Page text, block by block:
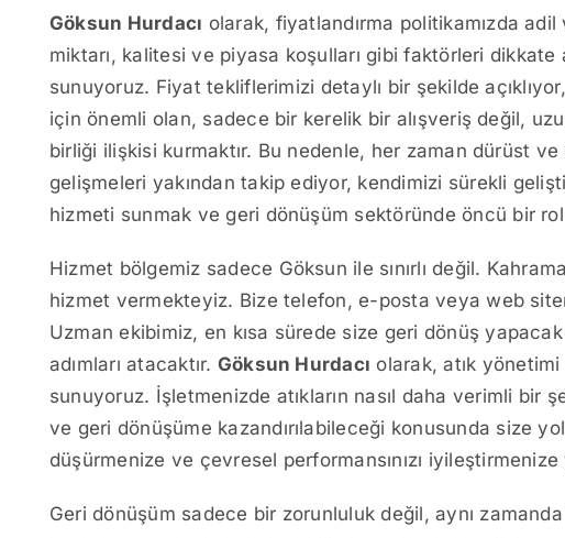
Göksun Hurdacı olarak, fiyatlandırma politikamızda
miktarı, kalitesi ve piyasa koşulları gibi faktörleri
sunuyoruz. Fiyat tekliflerimizi detaylı bir şekilde
için önemli olan, sadece bir kerelik bir alışveriş değil,
birliği ilişkisi kurmaktır. Bu nedenle, her zaman dürüst
gelişmeleri yakından takip ediyor, kendimizi sürekli
hizmeti sunmak ve geri dönüşüm sektöründe öncü bir rol
Hizmet bölgemiz sadece Göksun ile sınırlı değil.
hizmet vermekteyiz. Bize telefon, e-posta veya web
Uzman ekibimiz, en kısa sürede size geri dönüş
adımları atacaktır. Göksun Hurdacı olarak, atık
sunuyoruz. İşletmenizde atıkların nasıl daha verimli bir
ve geri dönüşüme kazandırılabileceği konusunda size
düşürmenize ve çevresel performansınızı iyileştirmenize
Geri dönüşüm sadece bir zorunluluk değil, aynı zamanda